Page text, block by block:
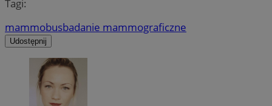
Tagi:
mammobusbadanie mammograficzne
Udostępnij